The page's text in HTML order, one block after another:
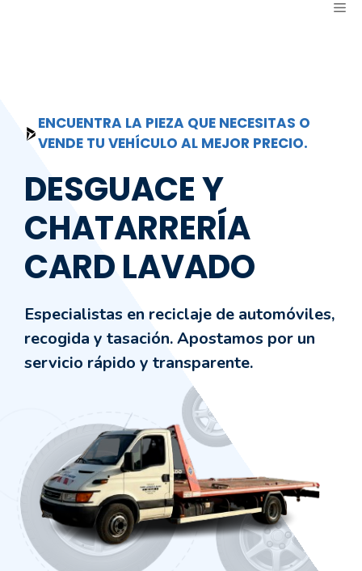
ENCUENTRA LA PIEZA QUE NECESITAS O
VENDE TU VEHÍCULO AL MEJOR PRECIO.
DESGUACE Y
CHATARRERÍA
CARD LAVADO
Especialistas en reciclaje de automóviles,
recogida y tasación. Apostamos por un
servicio rápido y transparente.